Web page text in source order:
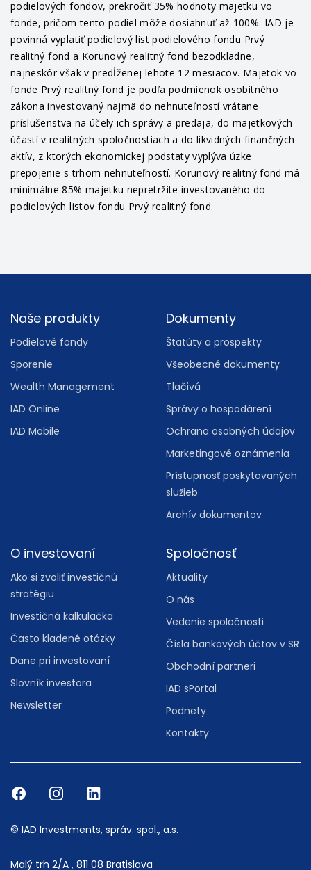
podielových fondov, prekročiť 35% hodnoty majetku vo
fonde, pričom tento podiel môže dosiahnuť až 100%. IAD je
povinná vyplatiť podielový list podielového fondu Prvý
realitný fond a Korunový realitný fond bezodkladne,
najneskôr však v predĺženej lehote 12 mesiacov. Majetok vo
fonde Prvý realitný fond je podľa podmienok osobitného
zákona investovaný najmä do nehnuteľností vrátane
príslušenstva na účely ich správy a predaja, do majetkových
účastí v realitných spoločnostiach a do likvidných finančných
aktív, z ktorých ekonomickej podstaty vyplýva úzke
prepojenie s trhom nehnuteľností. Korunový realitný fond má
minimálne 85% majetku nepretržite investovaného do
podielových listov fondu Prvý realitný fond.
Footer
Naše produkty
Podielové fondy
Sporenie
Wealth Management
IAD Online
IAD Mobile
Dokumenty
Štatúty a prospekty
Všeobecné dokumenty
Tlačivá
Správy o hospodárení
Ochrana osobných údajov
Marketingové oznámenia
Prístupnosť poskytovaných
služieb
Archív dokumentov
O investovaní
Ako si zvoliť investičnú
stratégiu
Investičná kalkulačka
Často kladené otázky
Dane pri investovaní
Slovník investora
Newsletter
Spoločnosť
Aktuality
O nás
Vedenie spoločnosti
Čísla bankových účtov v SR
Obchodní partneri
IAD sPortal
Podnety
Kontakty
© IAD Investments, správ. spol., a.s.
Malý trh 2/A , 811 08 Bratislava